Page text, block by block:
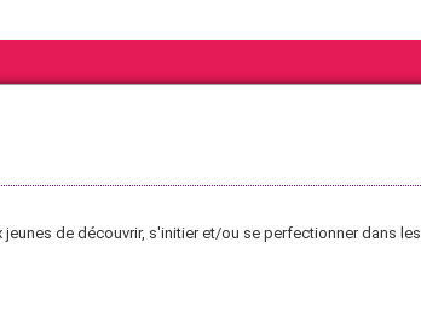
de découvrir, s'initier et/ou se perfectionner dans les